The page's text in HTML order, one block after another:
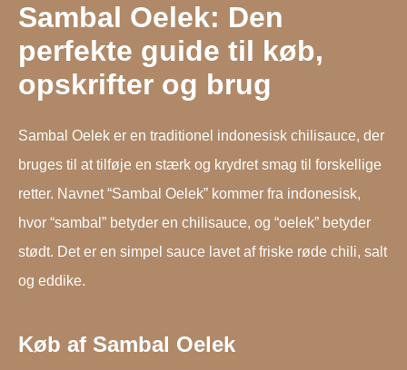
Sambal Oelek: Den
perfekte guide til køb,
opskrifter og brug
Sambal Oelek er en traditionel indonesisk chilisauce, der
bruges til at tilføje en stærk og krydret smag til forskellige
retter. Navnet “Sambal Oelek” kommer fra indonesisk,
hvor “sambal” betyder en chilisauce, og “oelek” betyder
stødt. Det er en simpel sauce lavet af friske røde chili, salt
og eddike.
Køb af Sambal Oelek